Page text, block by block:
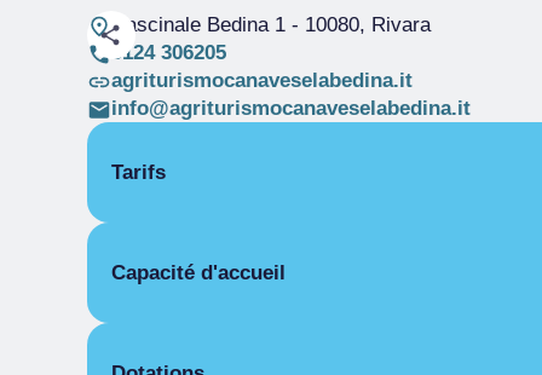
Cascinale Bedina 1- 10080, Rivara
0124 306205
agriturismocanaveselabedina.it
info@agriturismocanaveselabedina.it
Tarifs
Saison unique
Capacité d'accueil
Lits